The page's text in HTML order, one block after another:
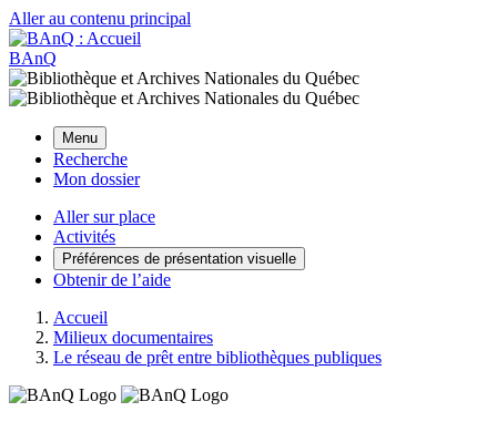
Aller au contenu principal
BAnQ
Menu
Recherche
Mon dossier
Aller sur place
Activités
Préférences de présentation visuelle
Obtenir de l’aide
Accueil
Milieux documentaires
Le réseau de prêt entre bibliothèques publiques